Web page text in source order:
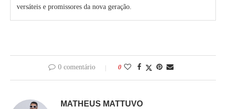
versáteis e promissores da nova geração.
0 comentário 0
MATHEUS MATTUVO